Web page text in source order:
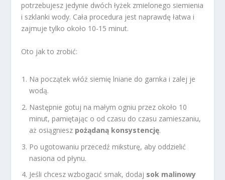
potrzebujesz jedynie dwóch łyżek zmielonego siemienia
i szklanki wody. Cała procedura jest naprawdę łatwa i
zajmuje tylko około 10-15 minut.
Oto jak to zrobić:
Na początek włóż siemię lniane do garnka i zalej je
wodą.
Następnie gotuj na małym ogniu przez około 10
minut, pamiętając o od czasu do czasu zamieszaniu,
aż osiągniesz pożądaną konsystencję.
Po ugotowaniu przecedź miksturę, aby oddzielić
nasiona od płynu.
Jeśli chcesz wzbogacić smak, dodaj sok malinowy